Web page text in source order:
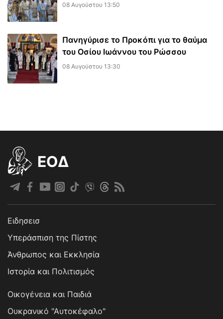
08 Αυγούστου 13:50
Πανηγύρισε το Προκόπι για το θαύμα
του Οσίου Ιωάννου του Ρώσσου
08 Αυγούστου 13:30
EOΔ
Ειδησεισ
Υπεράσπιση της Πίστης
Άνθρωπος και Εκκλησία
Ιστορία και Πολιτισμός
Οικογένεια και Παιδιά
Ουκρανικό "Αυτοκέφαλο"